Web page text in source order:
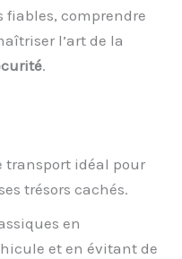
fiables, comprendre
l’art de la
.
transport idéal pour
trésors cachés.
en
et en évitant de